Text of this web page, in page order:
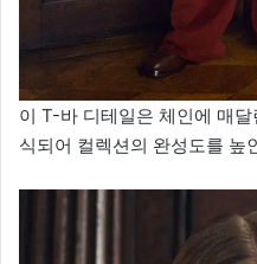
이 T-바 디테일은 체인에 매
식되어 컬렉션의 완성도를 높